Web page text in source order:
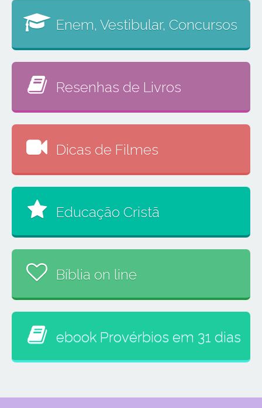
Enem, Vestibular, Concursos
Resenhas de Livros
Dicas de Filmes
Educação Cristã
Bíblia on line
ebook Provérbios em 31 dias